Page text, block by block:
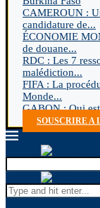
CAMEROUN :
candidature de...
ÉCONOMIE
de douane...
RDC : Les 7
malédiction...
FIFA : La
Monde...
GABON : Qui
SOUSCRIRE A